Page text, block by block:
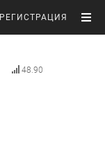
РЕГИСТРАЦИЯ
48.90